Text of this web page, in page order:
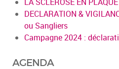
DECLARATION &
ou Sangliers
Campagne 2024 :
AGENDA